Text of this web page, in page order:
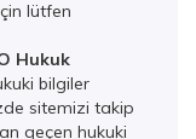
lütfen
Hukuk
bilgiler
sitemizi takip
geçen hukuki